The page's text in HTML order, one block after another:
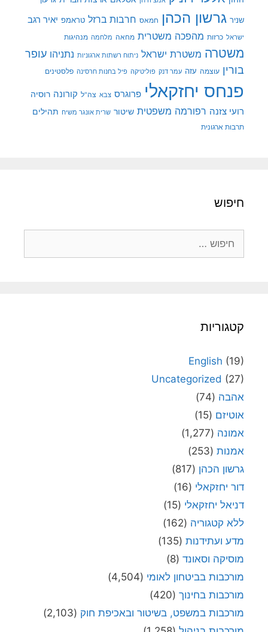
שניר גרשון הכהן חמאס חרבות ברזל טראמפ יאיר רגב
ישראל כרזות מהפכה משטרית מחאה מלחמה מנהיגות
משטרה משטרת ישראל ניתוח רשתות ארגוניות נתניהו עופר
בורין עוצמה עזה עמר דנק פוליטיקה פיל בחנות חרסינה פלסטינים
פנחס יחזקאלי פרוגרס צבא צה"ל קורונה רוסיה
רועי צזנה רפורמה משפטית שיטור שרית אונגר משיח תהילים
תרבות ארגונית
חיפוש
קטגוריות
English (19)
Uncategorized (27)
אהבה (74)
אוטיזם (15)
אמונה (1,277)
אמנות (253)
גרשון הכהן (817)
דור יחזקאלי (16)
דניאל יחזקאלי (15)
ללא קטגוריה (162)
מדע ועתידנות (135)
מוסיקה וסאונד (8)
מורכבות בביטחון לאומי (4,504)
מורכבות בחינוך (420)
מורכבות במשפט, בשיטור ובאכיפת חוק (2,103)